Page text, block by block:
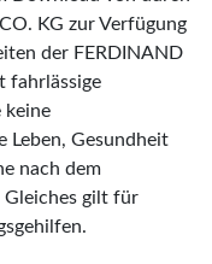
KG zur Verfügung
der FERDINAND
fahrlässige
keine
Leben, Gesundheit
nach dem
Gleiches gilt für